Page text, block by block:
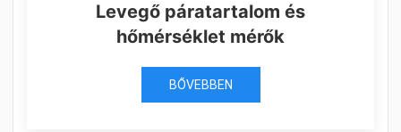
Levegő páratartalom és
hőmérséklet mérők
BŐVEBBEN